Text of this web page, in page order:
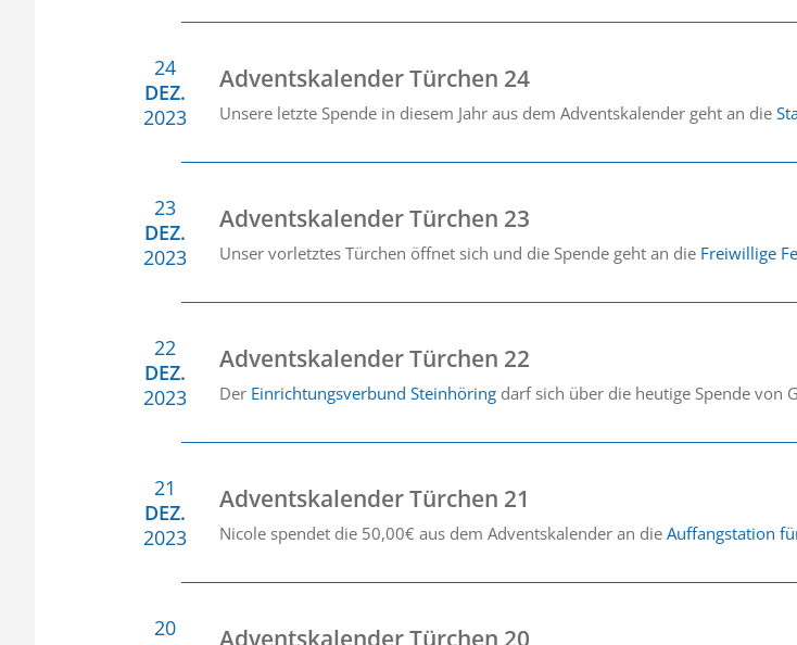
24
DEZ.
2023
Adventskalender Türchen 24
Unsere letzte Spende in diesem Jahr aus dem Adventskalender geht an die
23
DEZ.
2023
Adventskalender Türchen 23
Unser vorletztes Türchen öffnet sich und die Spende geht an die Freiwillige
22
DEZ.
2023
Adventskalender Türchen 22
Der Einrichtungsverbund Steinhöring darf sich über die heutige Spende von
21
DEZ.
2023
Adventskalender Türchen 21
Nicole spendet die 50,00€ aus dem Adventskalender an die Auffangstation
20
Adventskalender Türchen 20